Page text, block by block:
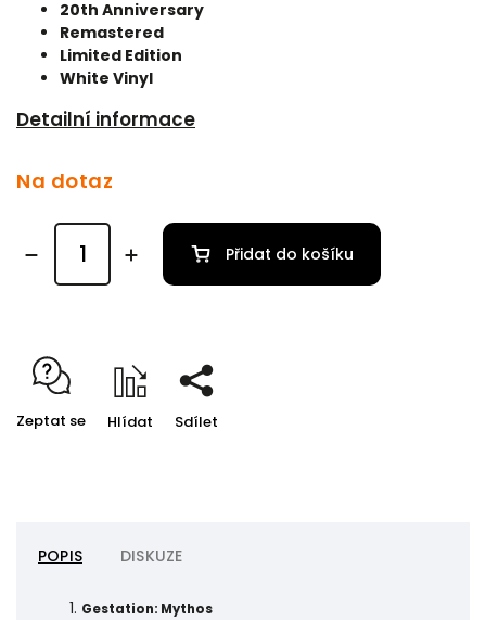
20th Anniversary
Remastered
Limited Edition
White Vinyl
Detailní informace
Na dotaz
Přidat do košíku
Zeptat se Hlídat Sdílet
POPIS DISKUZE
Gestation: Mythos